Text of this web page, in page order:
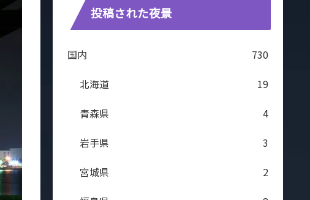
投稿された夜景
国内
730
北海道
19
青森県
4
岩手県
3
宮城県
2